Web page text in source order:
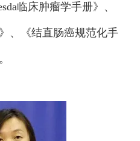
临床肿瘤学手册》、
、《结直肠癌规范化手